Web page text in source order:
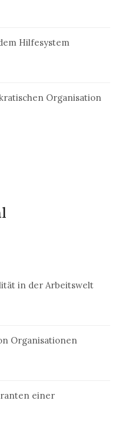
Hilfesystem
Organisation
in der Arbeitswelt
Organisationen
einer